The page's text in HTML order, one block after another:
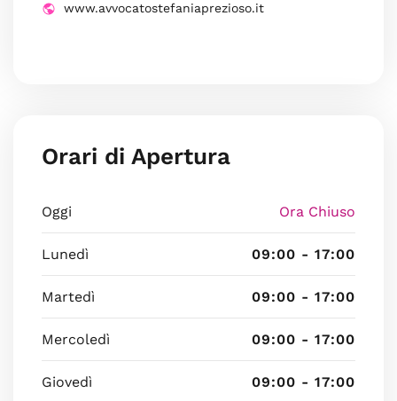
www.avvocatostefaniaprezioso.it
Orari di Apertura
Oggi Ora Chiuso
Lunedì 09:00 - 17:00
Martedì 09:00 - 17:00
Mercoledì 09:00 - 17:00
Giovedì 09:00 - 17:00